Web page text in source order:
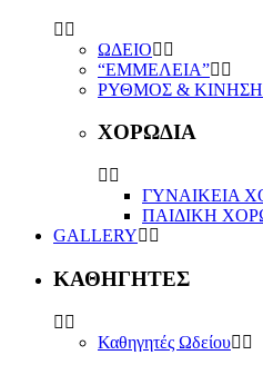
ΩΔΕΙΟ
“ΕΜΜΕΛΕΙΑ”
ΡΥΘΜΟΣ & ΚΙΝΗΣΗ
ΧΟΡΩΔΙΑ
ΓΥΝΑΙΚΕΙΑ
ΠΑΙΔΙΚΗ
GALLERY
ΚΑΘΗΓΗΤΕΣ
Καθηγητές Ωδείου